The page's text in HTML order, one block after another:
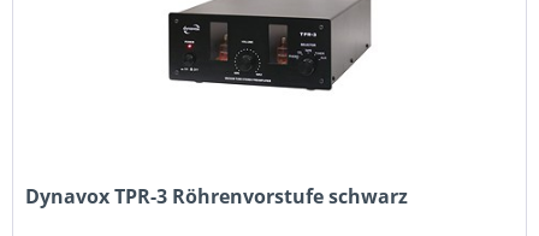
Dynavox TPR-3 Röhrenvorstufe schwarz